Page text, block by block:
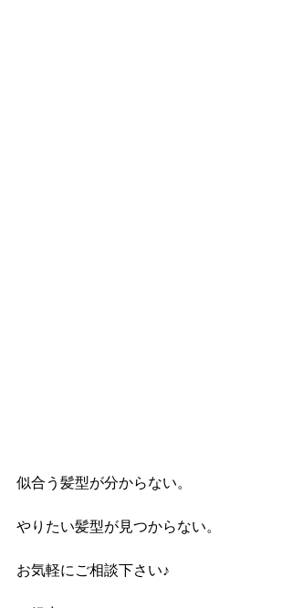
似合う髪型が分からない。
やりたい髪型が見つからない。
お気軽にご相談下さい♪